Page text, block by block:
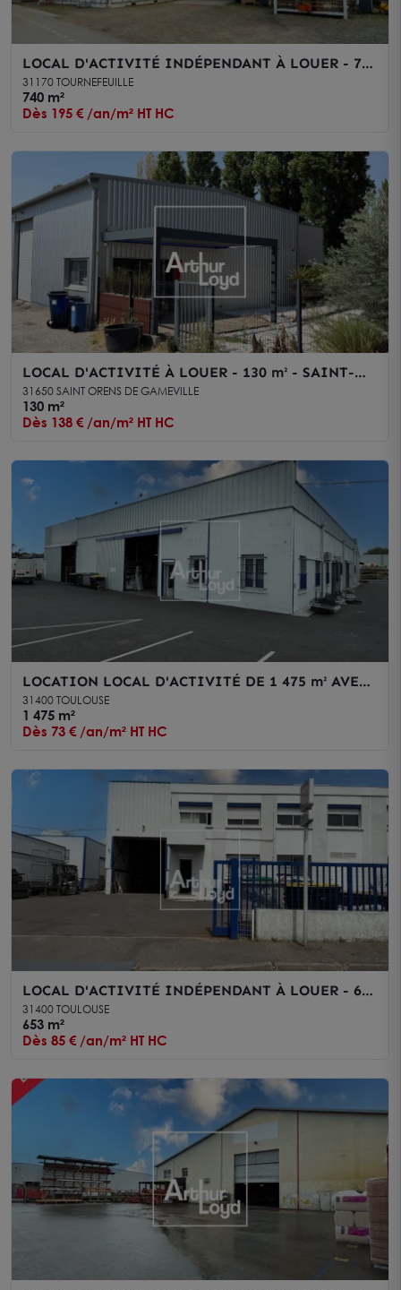
LOCAL D'ACTIVITÉ INDÉPENDANT À LOUER - 740
m² - TERRAIN 6 698 m² - TOURNEFEUILLE OUEST
TOULOUSAIN
31170 TOURNEFEUILLE
740 m²
Dès 195 € /an/m² HT HC
LOCAL D'ACTIVITÉ À LOUER - 130 m² - SAINT-
ORENS-DE-GAMEVILLE - DÉPÔT ISOLÉ, BUREAUX
ET PARKINGS
31650 SAINT ORENS DE GAMEVILLE
130 m²
Dès 138 € /an/m² HT HC
LOCATION LOCAL D'ACTIVITÉ DE 1 475 m² AVEC
PONT ROULANT - EXCELLENTE ACCESSIBILITÉ -
SUD-EST TOULOUSAIN
31400 TOULOUSE
1 475 m²
Dès 73 € /an/m² HT HC
LOCAL D'ACTIVITÉ INDÉPENDANT À LOUER - 653
m² - TOULOUSE SUD-EST - DÉPÔT AVEC PONT
ROULANT & ACCÈS POIDS LOURDS
31400 TOULOUSE
653 m²
Dès 85 € /an/m² HT HC